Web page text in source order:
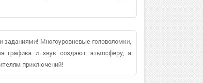
Многоуровневые головоломки,
графика и звук создают атмосферу, а
приключений!